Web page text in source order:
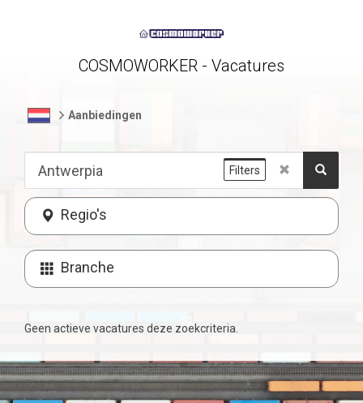
COSMOWORKER - Vacatures
Aanbiedingen
Regio's
Branche
Filters
Geen actieve vacatures deze zoekcriteria.